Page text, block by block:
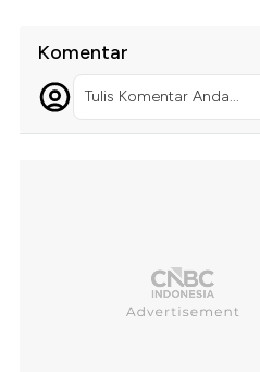
Komentar
Tulis Komentar Anda...